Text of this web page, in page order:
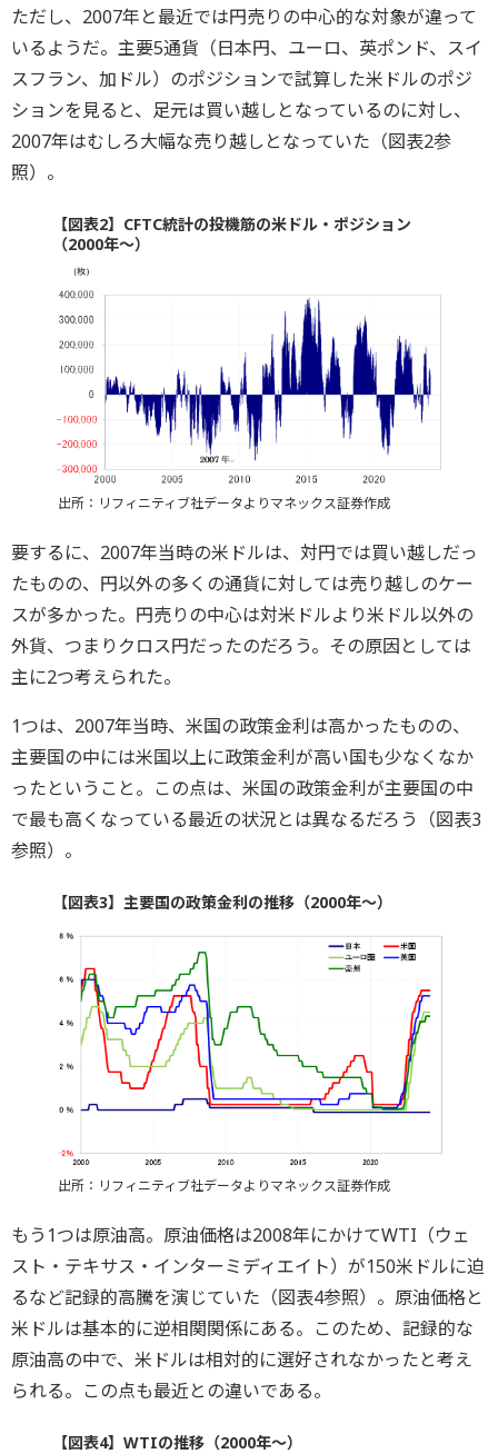
ただし、2007年と最近では円売りの中心的な対象が違って
いるようだ。主要5通貨（日本円、ユーロ、英ポンド、スイ
スフラン、加ドル）のポジションで試算した米ドルのポジ
ションを見ると、足元は買い越しとなっているのに対し、
2007年はむしろ大幅な売り越しとなっていた（図表2参
照）。
【図表2】CFTC統計の投機筋の米ドル・ポジション
（2000年～）
出所：リフィニティブ社データよりマネックス証券作成
要するに、2007年当時の米ドルは、対円では買い越しだっ
たものの、円以外の多くの通貨に対しては売り越しのケー
スが多かった。円売りの中心は対米ドルより米ドル以外の
外貨、つまりクロス円だったのだろう。その原因としては
主に2つ考えられた。
1つは、2007年当時、米国の政策金利は高かったものの、
主要国の中には米国以上に政策金利が高い国も少なくなか
ったということ。この点は、米国の政策金利が主要国の中
で最も高くなっている最近の状況とは異なるだろう（図表3
参照）。
【図表3】主要国の政策金利の推移（2000年～）
出所：リフィニティブ社データよりマネックス証券作成
もう1つは原油高。原油価格は2008年にかけてWTI（ウェ
スト・テキサス・インターミディエイト）が150米ドルに迫
るなど記録的高騰を演じていた（図表4参照）。原油価格と
米ドルは基本的に逆相関関係にある。このため、記録的な
原油高の中で、米ドルは相対的に選好されなかったと考え
られる。この点も最近との違いである。
【図表4】WTIの推移（2000年～）